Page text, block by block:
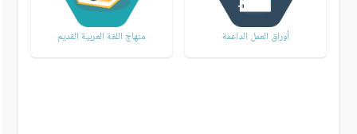
أوراق العمل الداعمة منهاج اللغة العربية القديم